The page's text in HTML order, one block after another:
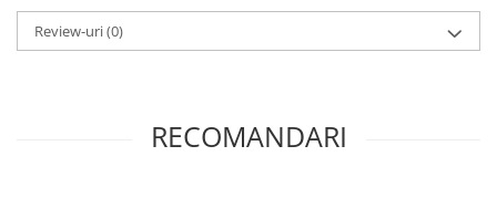
CUTII PENTRU BOMBOANE,
DRAJEURI
CUTII TABLETE PENTRU CIOCOLATA
Review-uri(0)
RECOMANDARI